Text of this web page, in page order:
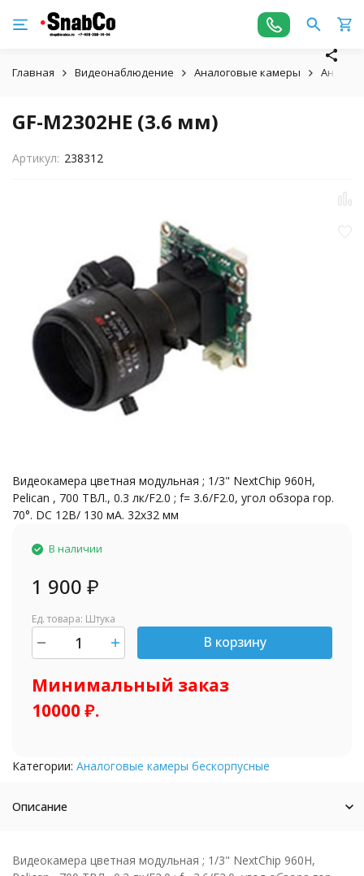
Главная Видеонаблюдение Аналоговые камеры
GF-M2302HE (3.6 мм)
Артикул: 238312
Видеокамера цветная модульная ; 1/3" NextChip 960H,
Pelican , 700 TВЛ., 0.3 лк/F2.0 ; f= 3.6/F2.0, угол обзора гор.
70°. DC 12В/ 130 мА. 32x32 мм
В наличии
1 900 ₽
Ед. товара: Штука
В корзину
Минимальный заказ
10000 ₽.
Категории: Аналоговые камеры бескорпусные
Описание
Видеокамера цветная модульная ; 1/3" NextChip 960H,